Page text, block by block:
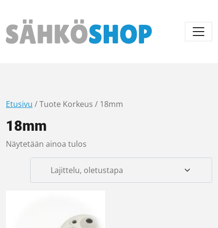
Päävalikko
Etusivu / Tuote Korkeus / 18mm
18mm
Näytetään ainoa tulos